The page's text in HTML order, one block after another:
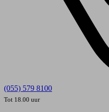
(055) 579 8100
Tot 18.00 uur